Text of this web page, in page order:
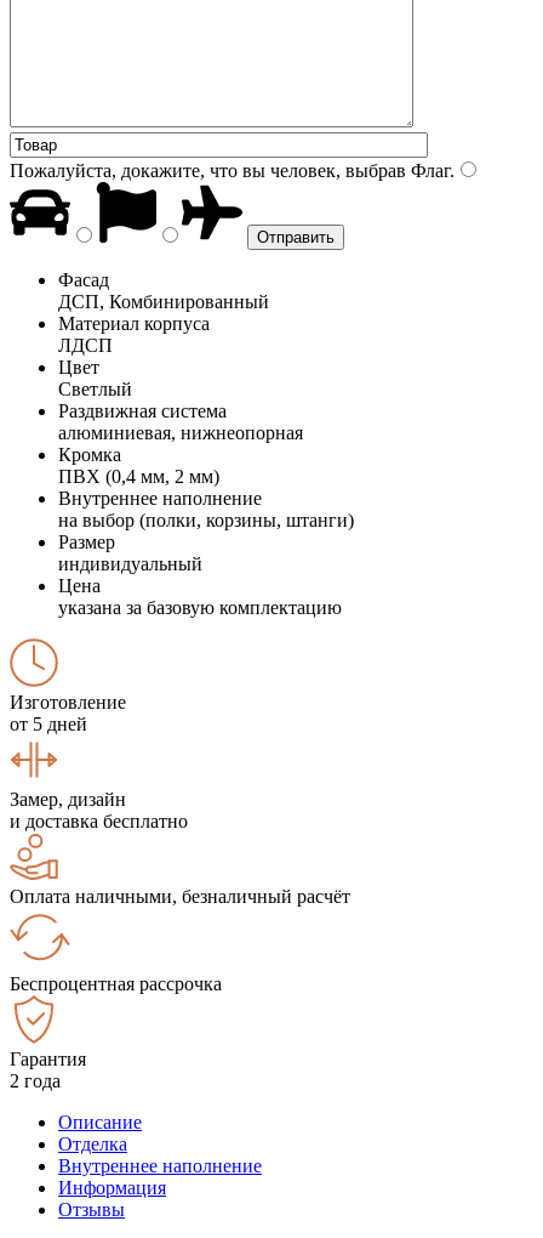
Пожалуйста, докажите, что вы человек, выбрав Флаг.
Фасад
ДСП, Комбинированный
Материал корпуса
ЛДСП
Цвет
Светлый
Раздвижная система
алюминиевая, нижнеопорная
Кромка
ПВХ (0,4 мм, 2 мм)
Внутреннее наполнение
на выбор (полки, корзины, штанги)
Размер
индивидуальный
Цена
указана за базовую комплектацию
Изготовление
от 5 дней
Замер, дизайн
и доставка бесплатно
Оплата наличными, безналичный расчёт
Беспроцентная рассрочка
Гарантия
2 года
Описание
Отделка
Внутреннее наполнение
Информация
Отзывы